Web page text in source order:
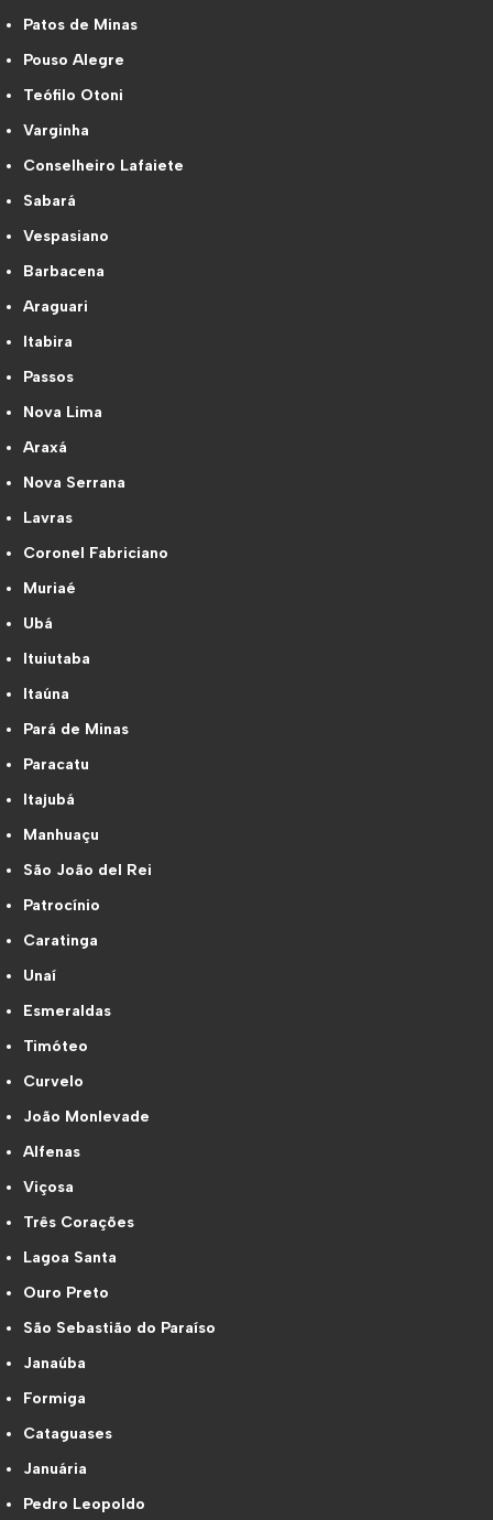
Patos de Minas
Pouso Alegre
Teófilo Otoni
Varginha
Conselheiro Lafaiete
Sabará
Vespasiano
Barbacena
Araguari
Itabira
Passos
Nova Lima
Araxá
Nova Serrana
Lavras
Coronel Fabriciano
Muriaé
Ubá
Ituiutaba
Itaúna
Pará de Minas
Paracatu
Itajubá
Manhuaçu
São João del Rei
Patrocínio
Caratinga
Unaí
Esmeraldas
Timóteo
Curvelo
João Monlevade
Alfenas
Viçosa
Três Corações
Lagoa Santa
Ouro Preto
São Sebastião do Paraíso
Janaúba
Formiga
Cataguases
Januária
Pedro Leopoldo